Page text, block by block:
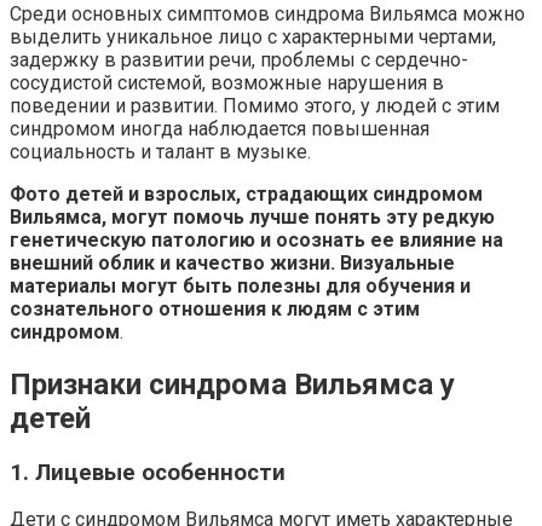
Среди основных симптомов синдрома Вильямса можно
выделить уникальное лицо с характерными чертами,
задержку в развитии речи, проблемы с сердечно-
сосудистой системой, возможные нарушения в
поведении и развитии. Помимо этого, у людей с этим
синдромом иногда наблюдается повышенная
социальность и талант в музыке.
Фото детей и взрослых, страдающих синдромом
Вильямса, могут помочь лучше понять эту редкую
генетическую патологию и осознать ее влияние на
внешний облик и качество жизни. Визуальные
материалы могут быть полезны для обучения и
сознательного отношения к людям с этим
синдромом.
Признаки синдрома Вильямса у
детей
1. Лицевые особенности
Дети с синдромом Вильямса могут иметь характерные